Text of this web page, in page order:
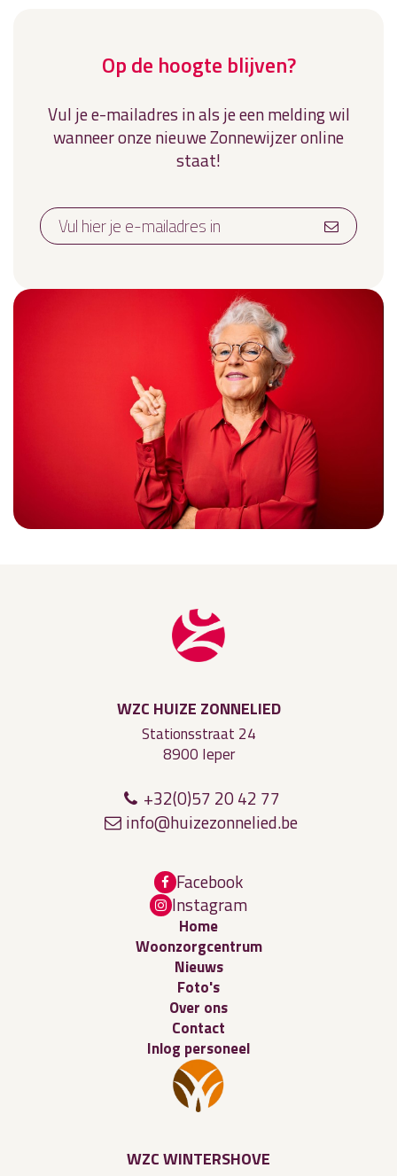
Op de hoogte blijven?
Vul je e-mailadres in als je een melding wil
wanneer onze nieuwe Zonnewijzer online
staat!
WZC HUIZE ZONNELIED
Stationsstraat 24
8900 Ieper
+32(0)57 20 42 77
info@huizezonnelied.be
Facebook
Instagram
Home
Woonzorgcentrum
Nieuws
Foto's
Over ons
Contact
Inlog personeel
WZC WINTERSHOVE